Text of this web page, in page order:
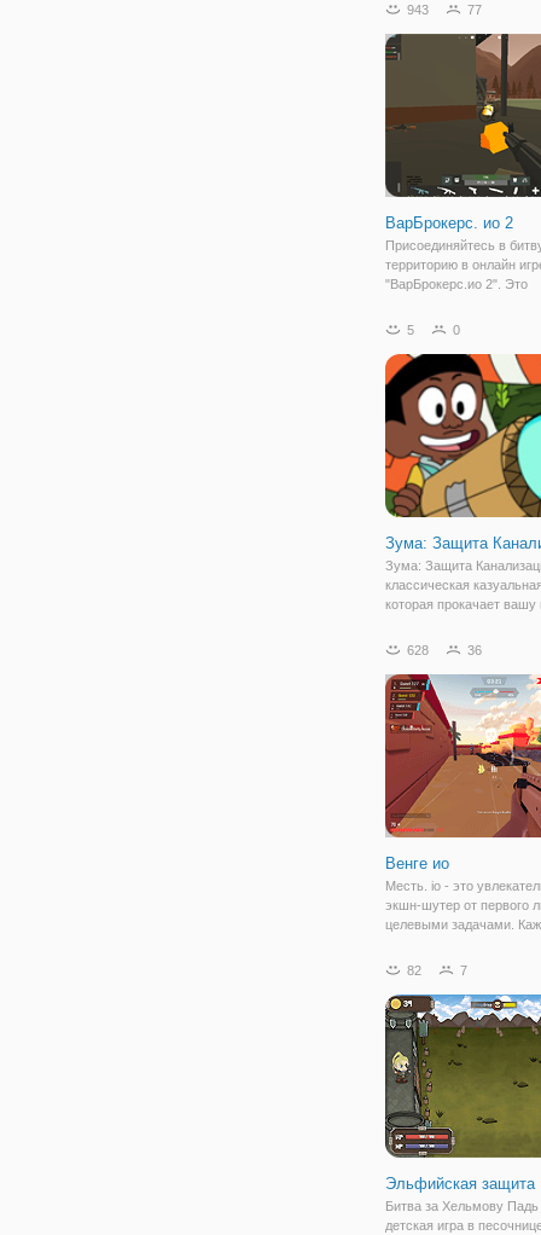
человек, стоящий бой,
бороться, чтобы
943 77
ВарБрокерс. ио 2
Присоединяйтесь в
территорию в онлайн
"ВарБрокерс.ио 2". Это
игра, в которой вам
прямоугольной головой и
формами. Он вооружен
на улицы,
5 0
Зума: Защита
Зума: Защита
классическая
которая прокачает вашу
мусора, вам предстоит
каждом уровне. Для
628 36
Венге ио
Месть. io - это
экшн-шутер от первого
целевыми задачами.
опыт с картами
игре. Вы можете играть
браузере, без
82 7
Эльфийская защита
Битва за Хельмову Падь
детская игра в